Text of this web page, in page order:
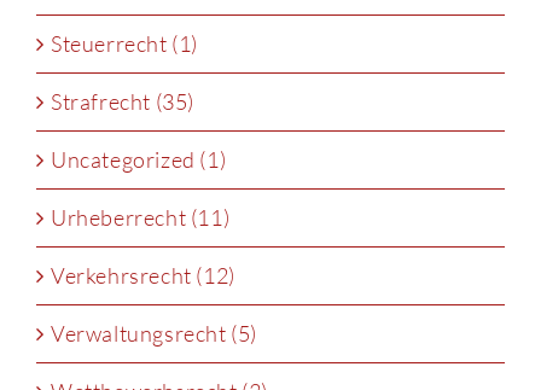
Steuerrecht (1)
Strafrecht (35)
Uncategorized (1)
Urheberrecht (11)
Verkehrsrecht (12)
Verwaltungsrecht (5)